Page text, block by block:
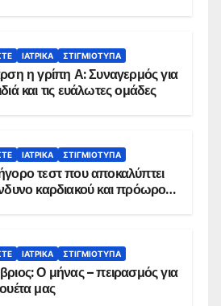
ΙΑΤΡΙΚΆ ΣΤΙΓΜΙΌΤΥΠΑ
η γρίπη Α: Συναγερμός για
και τις ευάλωτες ομάδες
ΙΑΤΡΙΚΆ ΣΤΙΓΜΙΌΤΥΠΑ
τεστ που αποκαλύπτει
καρδιακού και πρόωρου
ΙΑΤΡΙΚΆ ΣΤΙΓΜΙΌΤΥΠΑ
Ο μήνας – πειρασμός για
μας